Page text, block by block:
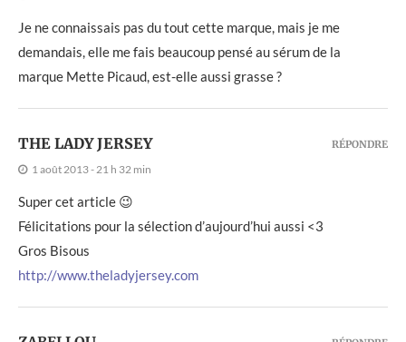
Je ne connaissais pas du tout cette marque, mais je me
demandais, elle me fais beaucoup pensé au sérum de la
marque Mette Picaud, est-elle aussi grasse ?
THE LADY JERSEY
1 août 2013 - 21 h 32 min
Super cet article 😉
Félicitations pour la sélection d’aujourd’hui aussi <3
Gros Bisous
http://www.theladyjersey.com
RÉPONDRE